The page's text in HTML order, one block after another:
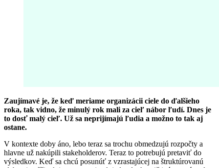
Zaujímavé je, že keď meriame organizácii ciele do ďalšieho
roka, tak vidno, že minulý rok mali za cieľ nábor ľudí. Dnes je
to dosť malý cieľ. Už sa neprijímajú ľudia a možno to tak aj
ostane.
V kontexte doby áno, lebo teraz sa trochu obmedzujú rozpočty a
hlavne už nakúpili stakeholderov. Teraz to potrebujú pretaviť do
výsledkov. Keď sa chcú posunúť z vzrastajúcej na štruktúrovanú